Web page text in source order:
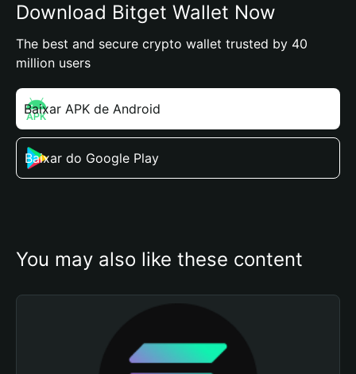
Download Bitget Wallet Now
The best and secure crypto wallet trusted by 40
million users
Baixar APK de Android
Baixar do Google Play
You may also like these content